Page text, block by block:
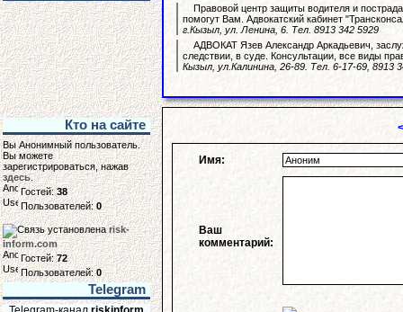
Кто на сайте
Вы Анонимный пользователь.
Вы можете
зарегистрироваться, нажав
здесь.
Гостей:38
Пользователей:0
risk-
inform.com
Гостей:72
Пользователей:0
Telegram
Правовой центр защиты водителя и
помогут Вам. Адвокатский кабинет
г.Кызыл, ул. Ленина, 6. Тел. 8913 342 5929
АДВОКАТ Язев Александр Аркадьевич,
следствии, в суде. Консультации, все виды
Кызыл, ул.Калинина, 26-89. Тел. 6-17-69, 8913
Имя:
Ваш
комментарий: